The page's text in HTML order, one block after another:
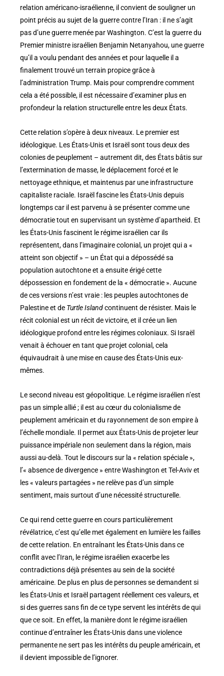
relation américano-israélienne, il convient de souligner un
point précis au sujet de la guerre contre l’Iran : il ne s’agit
pas d’une guerre menée par Washington. C’est la guerre du
Premier ministre israélien Benjamin Netanyahou, une guerre
qu’il a voulu pendant des années et pour laquelle il a
finalement trouvé un terrain propice grâce à
l’administration Trump. Mais pour comprendre comment
cela a été possible, il est nécessaire d’examiner plus en
profondeur la relation structurelle entre les deux États.
Cette relation s’opère à deux niveaux. Le premier est
idéologique. Les États-Unis et Israël sont tous deux des
colonies de peuplement – ​​autrement dit, des États bâtis sur
l’extermination de masse, le déplacement forcé et le
nettoyage ethnique, et maintenus par une infrastructure
capitaliste raciale. Israël fascine les États-Unis depuis
longtemps car il est parvenu à se présenter comme une
démocratie tout en supervisant un système d’apartheid. Et
les États-Unis fascinent le régime israélien car ils
représentent, dans l’imaginaire colonial, un projet qui a «
atteint son objectif » – un État qui a dépossédé sa
population autochtone et a ensuite érigé cette
dépossession en fondement de la « démocratie ». Aucune
de ces versions n’est vraie : les peuples autochtones de
Palestine et de Turtle Islandcontinuent de résister. Mais le
récit colonial est un récit de victoire, et il crée un lien
idéologique profond entre les régimes coloniaux. Si Israël
venait à échouer en tant que projet colonial, cela
équivaudrait à une mise en cause des États-Unis eux-
mêmes.
Le second niveau est géopolitique. Le régime israélien n’est
pas un simple allié ; il est au cœur du colonialisme de
peuplement américain et du rayonnement de son empire à
l’échelle mondiale. Il permet aux États-Unis de projeter leur
puissance impériale non seulement dans la région, mais
aussi au-delà. Tout le discours sur la « relation spéciale »,
l’« absence de divergence » entre Washington et Tel-Aviv et
les « valeurs partagées » ne relève pas d’un simple
sentiment, mais surtout d’une nécessité structurelle.
Ce qui rend cette guerre en cours particulièrement
révélatrice, c’est qu’elle met également en lumière les failles
de cette relation. En entraînant les États-Unis dans ce
conflit avec l’Iran, le régime israélien exacerbe les
contradictions déjà présentes au sein de la société
américaine. De plus en plus de personnes se demandent si
les États-Unis et Israël partagent réellement ces valeurs, et
si des guerres sans fin de ce type servent les intérêts de qui
que ce soit. En effet, la manière dont le régime israélien
continue d’entraîner les États-Unis dans une violence
permanente ne sert pas les intérêts du peuple américain, et
il devient impossible de l’ignorer.